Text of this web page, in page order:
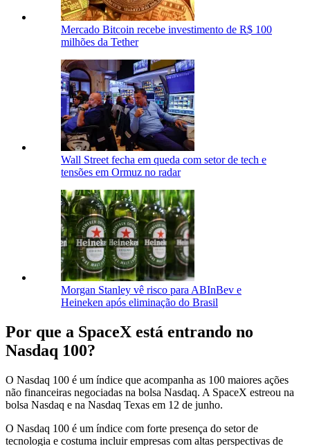
Mercado Bitcoin recebe investimento de R$ 100
milhões da Tether
Wall Street fecha em queda com setor de tech e
tensões em Ormuz no radar
Morgan Stanley vê risco para ABInBev e
Heineken após eliminação do Brasil
Por que a SpaceX está entrando no
Nasdaq 100?
O Nasdaq 100 é um índice que acompanha as 100 maiores ações
não financeiras negociadas na bolsa Nasdaq. A SpaceX estreou na
bolsa Nasdaq e na Nasdaq Texas em 12 de junho.
O Nasdaq 100 é um índice com forte presença do setor de
tecnologia e costuma incluir empresas com altas perspectivas de